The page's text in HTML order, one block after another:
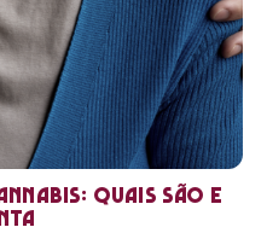
Quais são e